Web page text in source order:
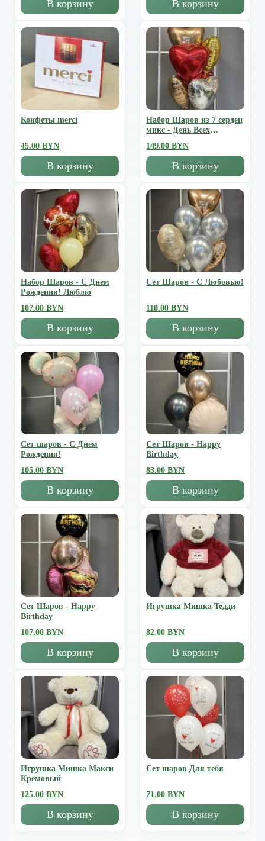
В корзину В корзину
Конфеты merci
45.00 BYN
В корзину
Набор Шаров из 7 сердец
микс - День Всех
Влюбленных
149.00 BYN
В корзину
Набор Шаров - С Днем
Рождения! Люблю
107.00 BYN
В корзину
Сет Шаров - С Любовью!
110.00 BYN
В корзину
Сет шаров - С Днем
Рождения!
105.00 BYN
В корзину
Сет Шаров - Happy
Birthday
83.00 BYN
В корзину
Сет Шаров - Happy
Birthday
107.00 BYN
В корзину
Игрушка Мишка Тедди
82.00 BYN
В корзину
Игрушка Мишка Mакси
Кремовый
125.00 BYN
В корзину
Сет шаров Для тебя
71.00 BYN
В корзину